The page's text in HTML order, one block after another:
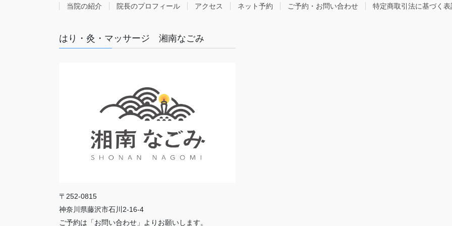
当院の紹介 院長のプロフィール アクセス ネット予約 ご予約・お問い合わせ 特定商取引法に基づく表
はり・灸・マッサージ 湘南なごみ
〒252-0815
神奈川県藤沢市石川2-16-4
ご予約は「お問い合わせ」よりお願いします。